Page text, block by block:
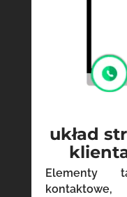
układ
Elementy